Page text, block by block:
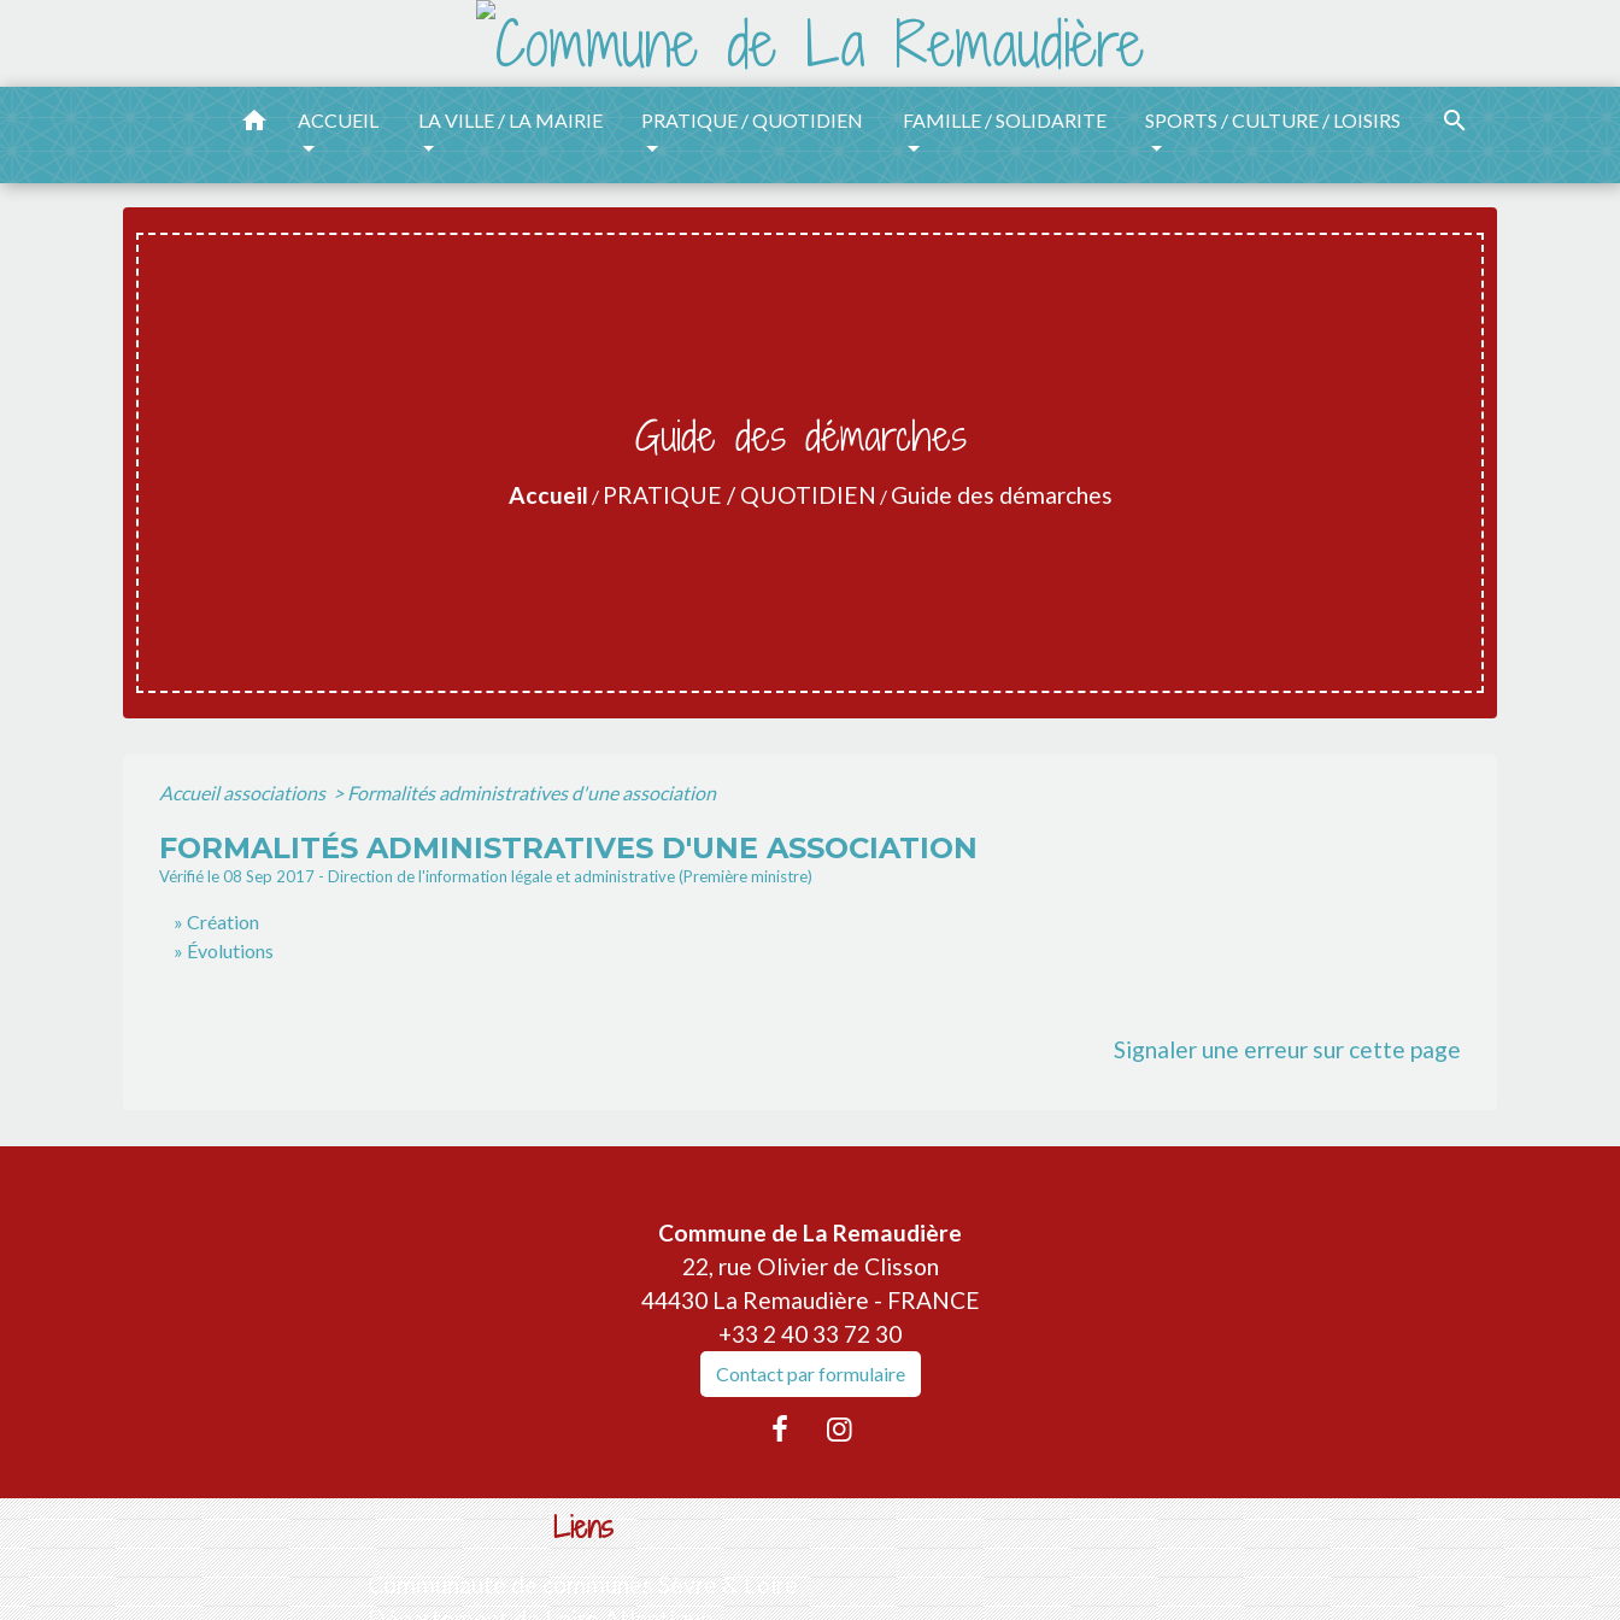
home ACCUEIL LA VILLE / LA MAIRIE PRATIQUE / QUOTIDIEN FAMILLE / SOLIDARITE SPORTS / CULTURE / LOISIRS search
Guide des démarches
Accueil / PRATIQUE / QUOTIDIEN / Guide des démarches
Accueil associations > Formalités administratives d'une association
FORMALITÉS ADMINISTRATIVES D'UNE ASSOCIATION
Vérifié le 08 Sep 2017 - Direction de l'information légale et administrative (Première ministre)
Création
Évolutions
Signaler une erreur sur cette page
Commune de La Remaudière
22, rue Olivier de Clisson
44430 La Remaudière - FRANCE
+33 2 40 33 72 30
Contact par formulaire
Liens
Communauté de communes Sèvre & Loire